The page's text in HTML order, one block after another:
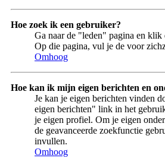
Hoe zoek ik een gebruiker?
Ga naar de "leden" pagina en
Op die pagina, vul je de voor
Omhoog
Hoe kan ik mijn eigen berichten en
Je kan je eigen berichten vinden
eigen berichten" link in het
je eigen profiel. Om je eigen
de geavanceerde zoekfunctie
invullen.
Omhoog